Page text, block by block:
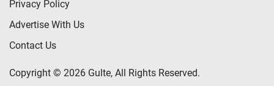
Privacy Policy
Advertise With Us
Contact Us
Copyright © 2026 Gulte, All Rights Reserved.